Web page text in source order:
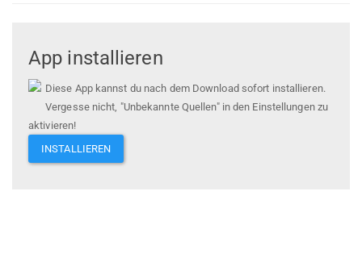
App installieren
Diese App kannst du nach dem Download sofort installieren.
Vergesse nicht, "Unbekannte Quellen" in den Einstellungen zu
aktivieren!
INSTALLIEREN